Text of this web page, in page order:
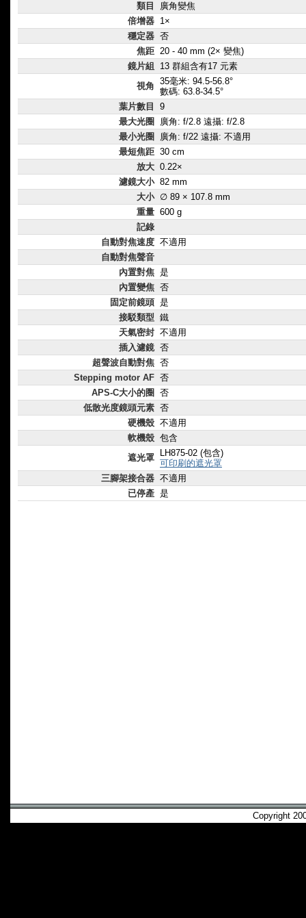
類目
廣角變焦
倍增器 1×
穩定器 否
焦距 20 - 40 mm (2× 變焦)
鏡片組
13 群組含有17 元素
視角 35毫米: 94.5-56.8°
數碼: 63.8-34.5°
葉片數目
9
最大光圈
廣角: f/2.8 遠攝: f/2.8
最小光圈
廣角: f/22 遠攝: 不適用
最短焦距 30 cm
放大 0.22×
濾鏡大小 82 mm
大小 ∅ 89 × 107.8 mm
重量 600 g
記錄
自動對焦速度 不適用
自動對焦聲音
內置對焦 是
內置變焦 否
固定前鏡頭 是
接駁類型 鐵
天氣密封 不適用
插入濾鏡 否
超聲波自動對焦 否
Stepping motor AF 否
APS-C大小的圈
否
低散光度鏡頭元素 否
硬機殼 不適用
軟機殼 包含
遮光罩
LH875-02 (包含)
可印刷的遮光罩
三腳架接合器 不適用
已停產 是
Copyright